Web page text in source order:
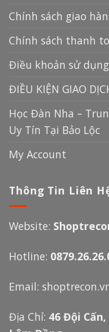
Chính sách giao
Chính sách thanh
Điều khoản sử
ĐIỀU KIỆN GIAO
Học Đàn Nha –
Uy Tín Tại Bảo Lộc
My Account
Thông Tin Liên
Website:
Hotline:
Email:
Địa Chỉ: 46 Đội